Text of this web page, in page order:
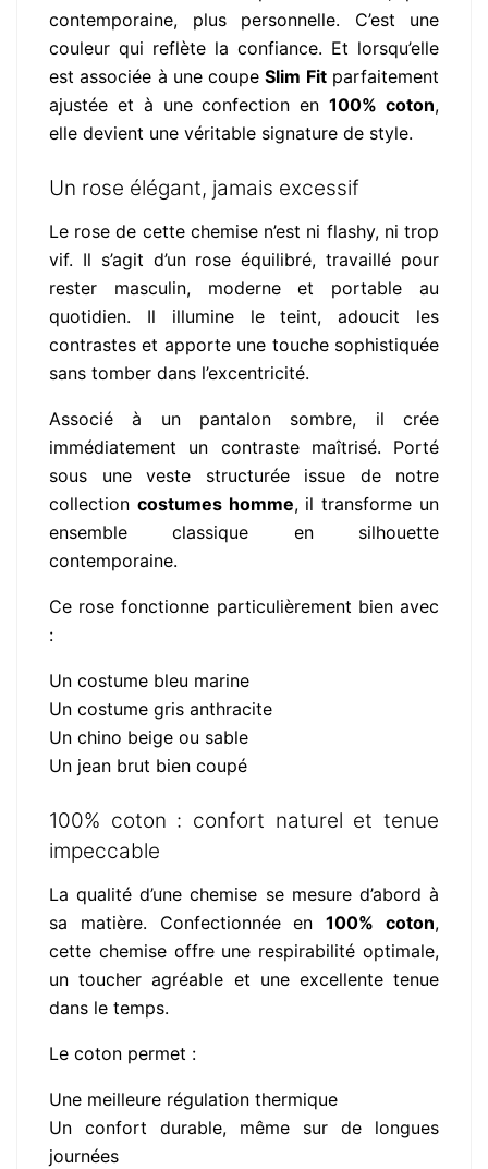
contemporaine, plus personnelle. C’est une
couleur qui reflète la confiance. Et lorsqu’elle
est associée à une coupeSlim Fitparfaitement
ajustée et à une confection en100% coton,
elle devient une véritable signature de style.
Un rose élégant, jamais excessif
Le rose de cette chemise n’est ni flashy, ni trop
vif. Il s’agit d’un rose équilibré, travaillé pour
rester masculin, moderne et portable au
quotidien. Il illumine le teint, adoucit les
contrastes et apporte une touche sophistiquée
sans tomber dans l’excentricité.
Associé à un pantalon sombre, il crée
immédiatement un contraste maîtrisé. Porté
sous une veste structurée issue de notre
collection costumes homme, il transforme un
ensemble classique en silhouette
contemporaine.
Ce rose fonctionne particulièrement bien avec
:
Un costume bleu marine
Un costume gris anthracite
Un chino beige ou sable
Un jean brut bien coupé
100% coton : confort naturel et tenue
impeccable
La qualité d’une chemise se mesure d’abord à
sa matière. Confectionnée en100% coton,
cette chemise offre une respirabilité optimale,
un toucher agréable et une excellente tenue
dans le temps.
Le coton permet :
Une meilleure régulation thermique
Un confort durable, même sur de longues
journées